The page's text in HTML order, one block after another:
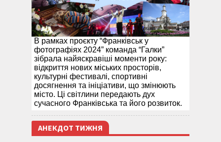
В рамках проєкту “Франківськ у
фотографіях 2024” команда “Галки”
зібрала найяскравіші моменти року:
відкриття нових міських просторів,
культурні фестивалі, спортивні
досягнення та ініціативи, що змінюють
місто. Ці світлини передають дух
сучасного Франківська та його розвиток.
АНЕКДОТ ТИЖНЯ